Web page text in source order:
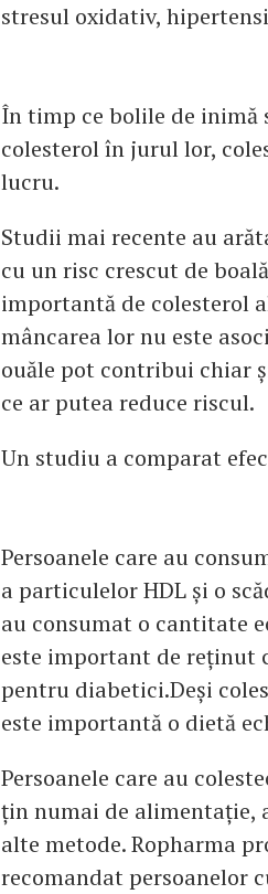
stresul oxidativ,
În timp ce bolile de inimă
colesterol în jurul lor,
lucru.
Studii mai recente au
cu un risc crescut de
importantă de colesterol
mâncarea lor nu este
ouăle pot contribui chiar
ce ar putea reduce riscul.
Un studiu a comparat
Persoanele care au
a particulelor HDL și o
au consumat o cantitate
este important de reținut
pentru diabetici.Deși
este importantă o dietă
Persoanele care au
țin numai de alimentație,
alte metode. Ropharma
recomandat persoanelor